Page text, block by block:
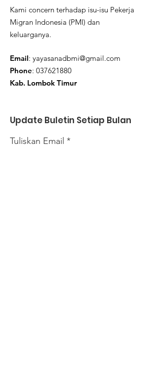
Kami concern terhadap isu-isu Pekerja
Migran Indonesia (PMI) dan
keluarganya.
Email: yayasanadbmi@gmail.com
Phone: 037621880
Kab. Lombok Timur
Update Buletin Setiap Bulan
Tuliskan Email